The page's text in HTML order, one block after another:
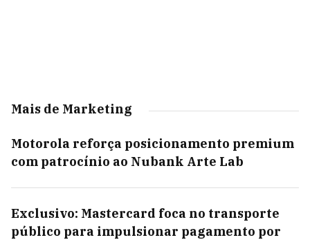
Mais de Marketing
Motorola reforça posicionamento premium
com patrocínio ao Nubank Arte Lab
Exclusivo: Mastercard foca no transporte
público para impulsionar pagamento por